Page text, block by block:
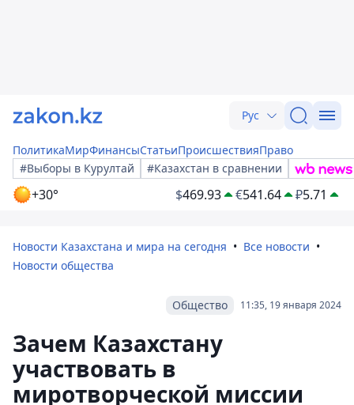
Рус
ПолитикаМирФинансыСтатьиПроисшествияПраво
#Выборы в Курултай
#Казахстан в сравнении
+30° $469.93 €541.64 ₽5.71
Новости Казахстана и мира на сегодня
Все новости
Новости общества
11:35, 19 января 2024
Общество
Зачем Казахстану
участвовать в
миротворческой миссии